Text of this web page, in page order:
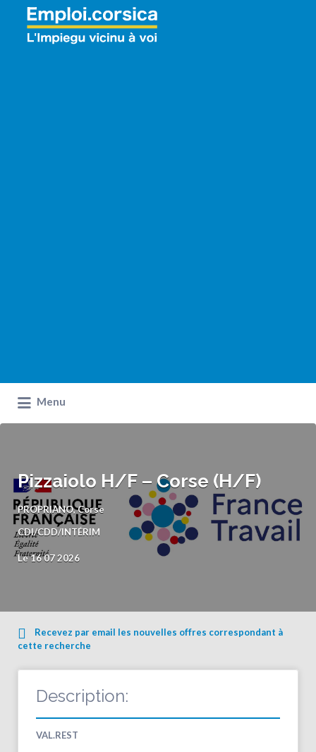
Rechercher:
Menu
Pizzaiolo H/F – Corse (H/F)
PROPRIANO, Corse
CDI/CDD/INTÉRIM
Le 16 07 2026
Recevez par email les nouvelles offres correspondant à
cette recherche
Description:
VAL.REST